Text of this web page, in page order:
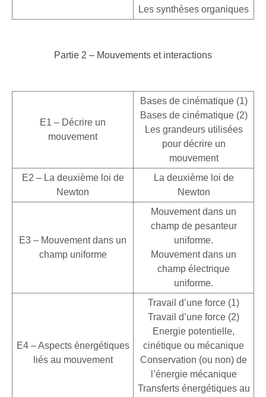
Les synthèses organiques
Partie 2 – Mouvements et interactions
E1 – Décrire un
mouvement
Bases de cinématique (1)
Bases de cinématique (2)
Les grandeurs utilisées
pour décrire un
mouvement
E2 – La deuxième loi de
Newton
La deuxième loi de
Newton
E3 – Mouvement dans un
champ uniforme
Mouvement dans un
champ de pesanteur
uniforme.
Mouvement dans un
champ électrique
uniforme.
E4 – Aspects énergétiques
liés au mouvement
Travail d’une force (1)
Travail d’une force (2)
Energie potentielle,
cinétique ou mécanique
Conservation (ou non) de
l’énergie mécanique
Transferts énergétiques au